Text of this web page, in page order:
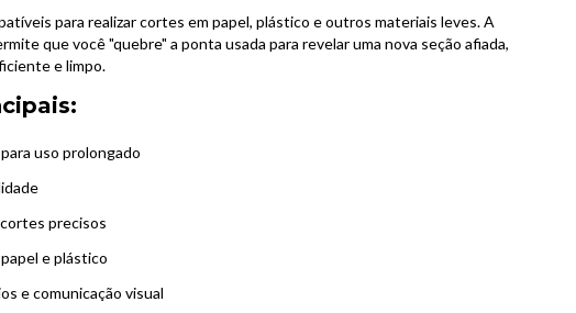
para realizar cortes em papel, plástico e outros materiais leves. A
que você "quebre" a ponta usada para revelar uma nova seção afiada,
e limpo.
uso prolongado
precisos
e plástico
e comunicação visual